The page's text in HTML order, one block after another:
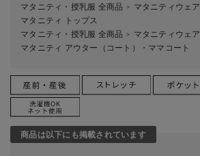
マタニティ・授乳服 全商品 ＞ マタニティウェア
マタニティ トップス
マタニティ・授乳服 全商品 ＞ マタニティウェア
マタニティ アウター（コート）・ママコート
商品は以下にも掲載されています